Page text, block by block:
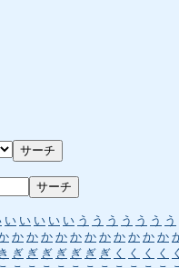
い い い い い う う う う う う う
か か か か か か か か か か か
き ぎ ぎ ぎ ぎ ぎ ぎ ぎ く く く く く